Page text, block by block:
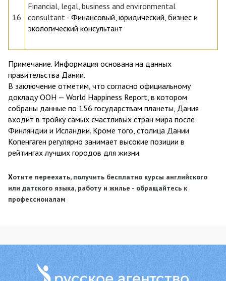
16
Financial, legal, business and environmental
consultant -Финансовый, юридический, бизнес и
экологический консультант
Примечание. Информация основана на данных
правительства Дании.
В заключение отметим, что согласно официальному
докладу ООН — World Happiness Report, в котором
собраны данные по 156 государствам планеты, Дания
входит в тройку самых счастливых стран мира после
Финляндии и Исландии. Кроме того, столица Дании
Копенгаген регулярно занимает высокие позиции в
рейтингах лучших городов для жизни.
Хотите переехать, получить бесплатно курсы английского
или датского языка, работу и жилье - обращайтесь к
профессионалам